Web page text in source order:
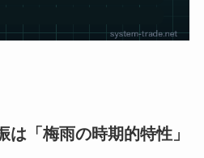
「梅雨の時期的特性」